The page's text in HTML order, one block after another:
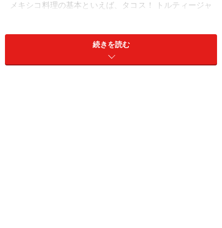
メキシコ料理の基本といえば、タコス！ トルティージャ
野菜などの具を挟み、好みでサルサ（ソース）、タマネ
ギのみじん切り、香草、レモン汁を加えてどうぞ。
続きを読む